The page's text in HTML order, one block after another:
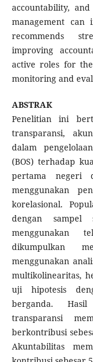
accountability,
management can
recommends
improving
active roles for
monitoring and
ABSTRAK
Penelitian ini
transparansi,
dalam
(BOS) terhadap
pertama negeri
menggunakan
korelasional.
dengan
menggunakan
dikumpulkan
menggunakan
multikolinearitas,
uji hipotesis
berganda.
transparansi
berkontribusi
Akuntabilitas